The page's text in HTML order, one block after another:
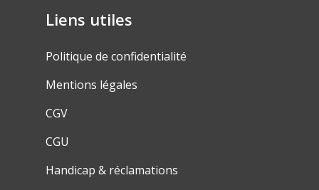
Liens utiles
Politique de confidentialité
Mentions légales
CGV
CGU
Handicap & réclamations